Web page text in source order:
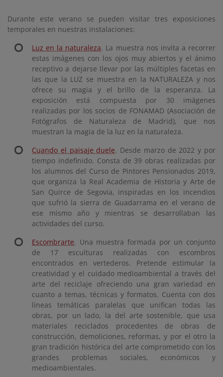
Durante este verano se pueden visitar tres exposiciones
temporales en nuestras instalaciones:
Luz en la naturaleza. La muestra nos invita a recorrer
estas imágenes con los ojos muy abiertos y el ánimo
receptivo a dejarse llevar por las múltiples facetas en
las que la LUZ se muestra en la NATURALEZA y nos
ofrece su magia y el brillo de la esperanza. La
exposición está compuesta por 30 imágenes
realizadas por los socios de FONAMAD (Asociación de
Fotógrafos de Naturaleza de Madrid), que nos
muestran la magia de la luz en la naturaleza.
Cuando el paisaje duele. Desde marzo de 2022 y por
tiempo indefinido. Consta de 39 obras realizadas por
los alumnos del Curso de Pintores Pensionados 2019,
que organiza la Real Academia de Historia y Arte de
San Quirce de Segovia, inspiradas en los incendios
que sufrió la sierra de Guadarrama en el verano de
ese mismo año y mientras se desarrollaban las
actividades del curso.
Escombrarte. Una muestra formada por un conjunto
de 17 esculturas realizadas con escombros
encontrados en vertederos. Pretende estimular la
creatividad y el cuidado medioambiental a través del
arte del reciclaje ofreciendo una gran variedad en
cuanto a temas, técnicas y formatos. Cuenta con dos
líneas temáticas paralelas que unifican todas las
obras, por un lado, la del arte sostenible, que usa
materiales reciclados procedentes de obras de
construcción, demoliciones, reformas, y por el otro la
gran tradición histórica del arte comprometido con los
grandes problemas sociales, económicos y
medioambientales.